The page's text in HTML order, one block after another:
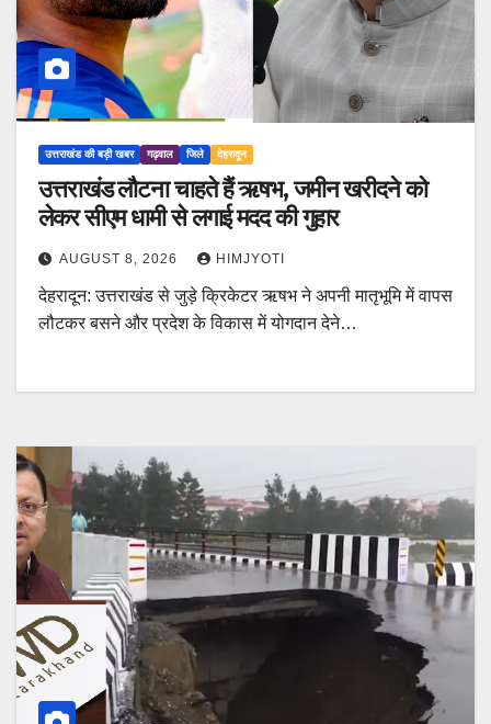
उत्तराखंड की बड़ी खबर गढ़वाल जिले देहरादून
उत्तराखंड लौटना चाहते हैं ऋषभ, जमीन खरीदने को
लेकर सीएम धामी से लगाई मदद की गुहार
AUGUST 8, 2026 HIMJYOTI
देहरादून: उत्तराखंड से जुड़े क्रिकेटर ऋषभ ने अपनी मातृभूमि में वापस
लौटकर बसने और प्रदेश के विकास में योगदान देने…